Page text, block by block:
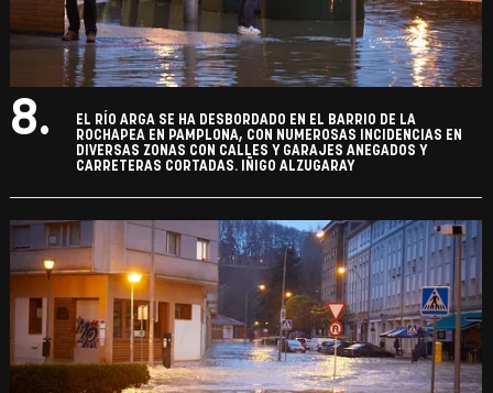
8.
EL RÍO ARGA SE HA DESBORDADO EN EL BARRIO DE LA
ROCHAPEA EN PAMPLONA, CON NUMEROSAS INCIDENCIAS EN
DIVERSAS ZONAS CON CALLES Y GARAJES ANEGADOS Y
CARRETERAS CORTADAS. IÑIGO ALZUGARAY